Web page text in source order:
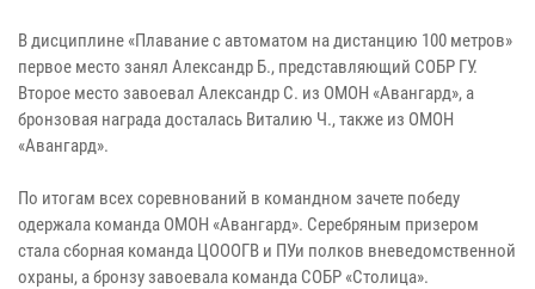
В дисциплине «Плавание с автоматом на дистанцию 100 метров»
первое место занял Александр Б., представляющий СОБР ГУ.
Второе место завоевал Александр С. из ОМОН «Авангард», а
бронзовая награда досталась Виталию Ч., также из ОМОН
«Авангард».
По итогам всех соревнований в командном зачете победу
одержала команда ОМОН «Авангард». Серебряным призером
стала сборная команда ЦОООГВ и ПУи полков вневедомственной
охраны, а бронзу завоевала команда СОБР «Столица».